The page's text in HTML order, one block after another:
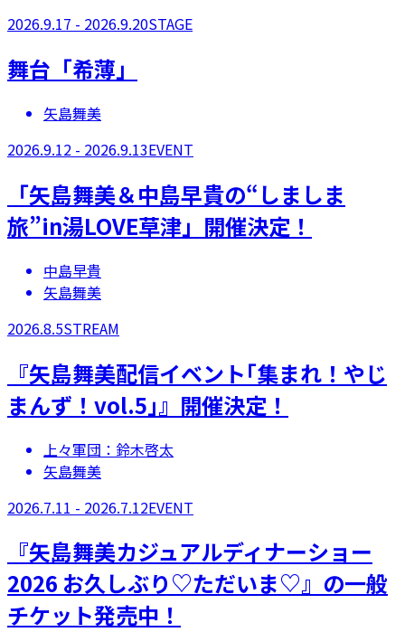
2026.9.17 - 2026.9.20STAGE
舞台「希薄」
矢島舞美
2026.9.12 - 2026.9.13EVENT
「矢島舞美＆中島早貴の“しましま
旅”in湯LOVE草津」開催決定！
中島早貴
矢島舞美
2026.8.5STREAM
『矢島舞美配信イベント｢集まれ！やじ
まんず！vol.5｣』開催決定！
上々軍団：鈴木啓太
矢島舞美
2026.7.11 - 2026.7.12EVENT
『矢島舞美カジュアルディナーショー
2026 お久しぶり♡ただいま♡』の一般
チケット発売中！